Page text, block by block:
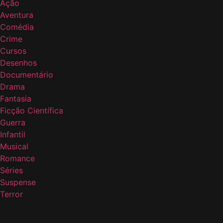
Ação
Aventura
Comédia
Crime
Cursos
Desenhos
Documentário
Drama
Fantasia
Ficção Científica
Guerra
Infantil
Musical
Romance
Séries
Suspense
Terror